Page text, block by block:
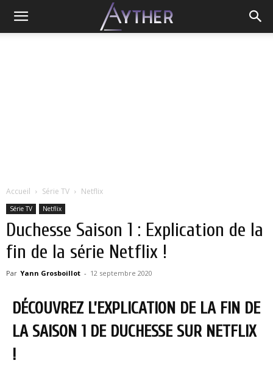
Accueil Série TV Netflix
Série TV Netflix
Duchesse Saison 1 : Explication de la
fin de la série Netflix !
Par Yann Grosboillot - 12 septembre 2020
DÉCOUVREZ L’EXPLICATION DE LA FIN DE
LA SAISON 1 DE DUCHESSE SUR NETFLIX
!